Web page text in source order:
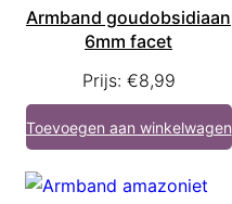
Armband goudobsidiaan
6mm facet
Prijs: €8,99
Toevoegen aan winkelwagen